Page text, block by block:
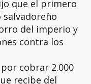
que el primero
del imperio y
contra los
cobrar 2.000
recibe del